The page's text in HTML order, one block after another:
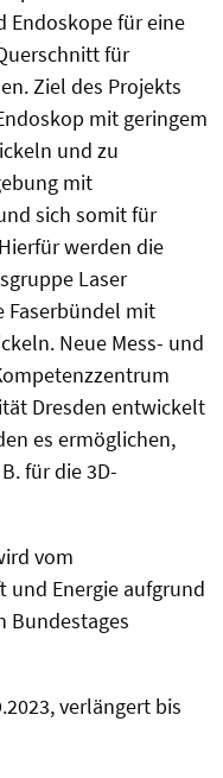
Endoskope für eine
für
Ziel des Projekts
mit geringem
und zu
mit
sich somit für
werden die
Laser
Faserbündel mit
Neue Mess- und
Dresden entwickelt
es ermöglichen,
für die 3D-
vom
und Energie aufgrund
Bundestages
verlängert bis